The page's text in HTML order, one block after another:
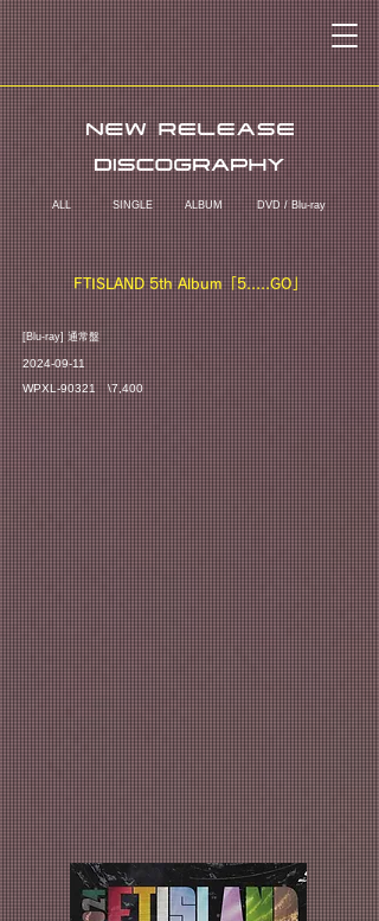
ALL SINGLE ALBUM DVD / Blu-ray
FTISLAND 5th Album「5.....GO」
​[Blu-ray] 通常盤
2024-09-11
WPXL-90321 \7,400